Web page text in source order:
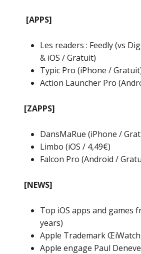
[APPS]
Les readers : Feedly (vs
& iOS / Gratuit)
Typic Pro (iPhone /
Action Launcher Pro
[ZAPPS]
DansMaRue (iPhone /
Limbo (iOS / 4,49€)
Falcon Pro (Android /
[NEWS]
Top iOS apps and games
years)
Apple Trademark
Apple engage Paul